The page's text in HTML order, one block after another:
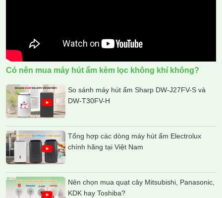
Có nên mua máy hút ẩm kèm lọc không khí không?
So sánh máy hút ẩm Sharp DW-J27FV-S và
DW-T30FV-H
Tổng hợp các dòng máy hút ẩm Electrolux
chính hãng tại Việt Nam
Nên chọn mua quạt cây Mitsubishi, Panasonic,
KDK hay Toshiba?